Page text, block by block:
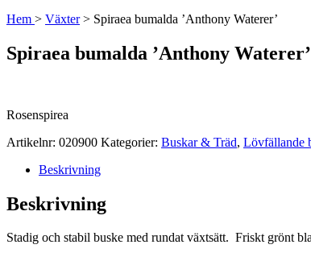
Hem > Växter> Spiraea bumalda ’Anthony Waterer’
Spiraea bumalda ’Anthony Waterer’
Rosenspirea
Artikelnr: 020900 Kategorier: Buskar & Träd, Lövfällande
Beskrivning
Beskrivning
Stadig och stabil buske med rundat växtsätt. Friskt grönt